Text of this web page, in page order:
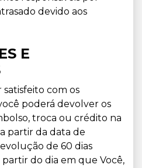
devido aos
E
satisfeito com os
poderá devolver os
troca ou crédito na
partir da data de
de 60 dias
partir do dia em que Você,